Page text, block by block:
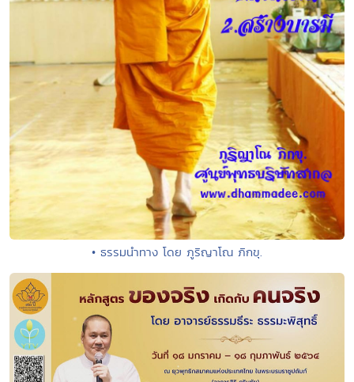
• ธรรมนำทาง โดย ภูริญาโณ ภิกขุ.